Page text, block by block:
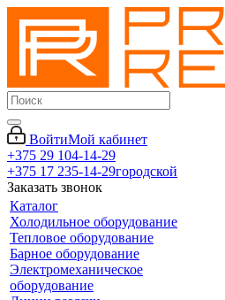
ВойтиМой кабинет
+375 29 104-14-29
+375 17 235-14-29городской
Заказать звонок
Каталог
Холодильное оборудование
Тепловое оборудование
Барное оборудование
Электромеханическое
оборудование